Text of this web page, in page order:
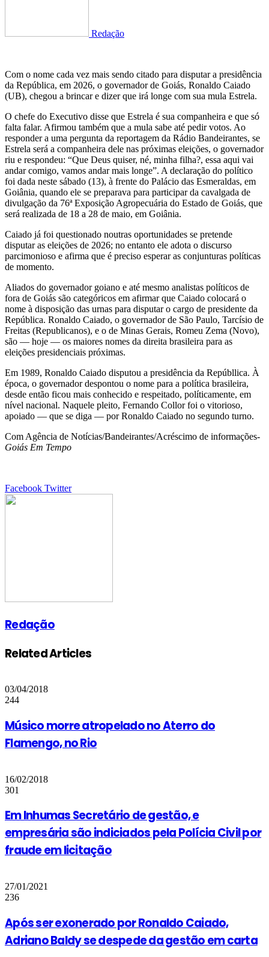
Redação
Com o nome cada vez mais sendo citado para disputar a presidência
da República, em 2026, o governador de Goiás, Ronaldo Caiado
(UB), chegou a brincar e dizer que irá longe com sua mula Estrela.
O chefe do Executivo disse que Estrela é sua companheira e que só
falta falar. Afirmou também que a mula sabe até pedir votos. Ao
responder a uma pergunta da reportagem da Rádio Bandeirantes, se
Estrela será a companheira dele nas próximas eleições, o governador
riu e respondeu: “Que Deus quiser, né, minha filha?, essa aqui vai
andar comigo, vamos andar mais longe”. A declaração do político
foi dada neste sábado (13), à frente do Palácio das Esmeraldas, em
Goiânia, quando ele se preparava para participar da cavalgada de
divulgação da 76ª Exposição Agropecuária do Estado de Goiás, que
será realizada de 18 a 28 de maio, em Goiânia.
Caiado já foi questionado noutras oportunidades se pretende
disputar as eleições de 2026; no entanto ele adota o discurso
parcimonioso e afirma que é preciso esperar as conjunturas políticas
de momento.
Aliados do governador goiano e até mesmo analistas políticos de
fora de Goiás são categóricos em afirmar que Caiado colocará o
nome à disposição das urnas para disputar o cargo de presidente da
República. Ronaldo Caiado, o governador de São Paulo, Tarcísio de
Freitas (Republicanos), e o de Minas Gerais, Romeu Zema (Novo),
são — hoje — os maiores nomes da direita brasileira para as
eleições presidenciais próximas.
Em 1989, Ronaldo Caiado disputou a presidência da Repúbllica. À
época, o governador despontou o nome para a política brasileira,
desde então ficou mais conhecido e respeitado, políticamente, em
nível nacional. Naquele pleito, Fernando Collor foi o vitorioso,
apoiado — que se diga — por Ronaldo Caiado no segundo turno.
Com Agência de Notícias/Bandeirantes/Acréscimo de informações-
Goiás Em Tempo
Facebook TwitterGoogle+
LinkedIn
StumbleUpon
Tumblr
Pinterest
Reddit
VKontakte
Share
Print
Redação
Related Articles
03/04/2018
244
Músico morre atropelado no Aterro do
Flamengo, no Rio
16/02/2018
301
Em Inhumas Secretário de gestão, e
empresária são indiciados pela Polícia Civil por
fraude em licitação
27/01/2021
236
Após ser exonerado por Ronaldo Caiado,
Adriano Baldy se despede da gestão em carta